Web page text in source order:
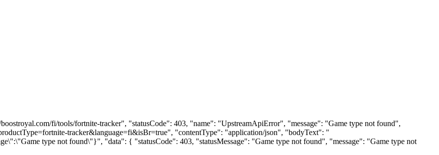
fi/tools/fortnite-tracker", "statusCode": 403, "name": "UpstreamApiError", "message": "Game type not found",
tracker&language=fi&isBr=true", "contentType": "application/json", "bodyText": "
type not found\"}", "data": { "statusCode": 403, "statusMessage": "Game type not found", "message": "Game type not